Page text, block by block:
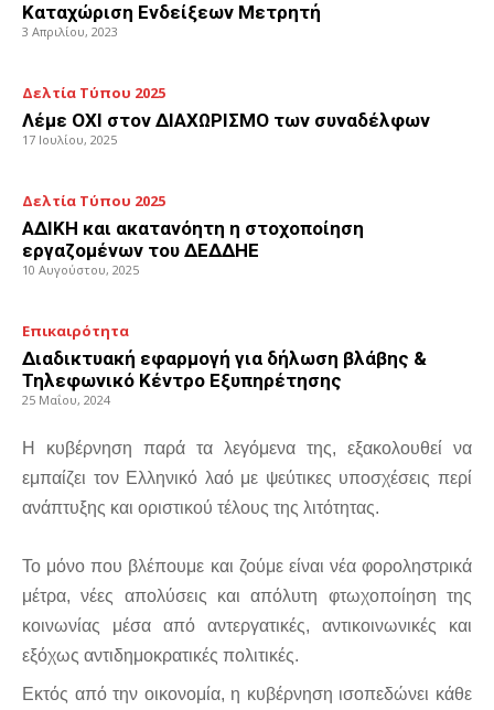
Καταχώριση Ενδείξεων Μετρητή
3 Απριλίου, 2023
Δελτία Τύπου 2025
Λέμε ΟΧΙ στον ΔΙΑΧΩΡΙΣΜΟ των συναδέλφων
17 Ιουλίου, 2025
Δελτία Τύπου 2025
ΑΔΙΚΗ και ακατανόητη η στοχοποίηση
εργαζομένων του ΔΕΔΔΗΕ
10 Αυγούστου, 2025
Επικαιρότητα
Διαδικτυακή εφαρμογή για δήλωση βλάβης &
Τηλεφωνικό Κέντρο Εξυπηρέτησης
25 Μαΐου, 2024
Η κυβέρνηση παρά τα λεγόμενα της, εξακολουθεί να
εμπαίζει τον Ελληνικό λαό με ψεύτικες υποσχέσεις περί
ανάπτυξης και οριστικού τέλους της λιτότητας.
Το μόνο που βλέπουμε και ζούμε είναι νέα φοροληστρικά
μέτρα, νέες απολύσεις και απόλυτη φτωχοποίηση της
κοινωνίας μέσα από αντεργατικές, αντικοινωνικές και
εξόχως αντιδημοκρατικές πολιτικές.
Εκτός από την οικονομία, η κυβέρνηση ισοπεδώνει κάθε